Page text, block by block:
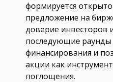
формируется
предложение на
доверие инвесторов
последующие раунды
финансирования и
акции как
поглощения.